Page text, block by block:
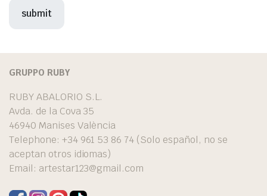
GRUPPO RUBY
RUBY ABALORIO S.L.
Avda. de la Cova 35
46940 Manises València
Telephone: +34 961 53 86 74 (Solo español, no se
aceptan otros idiomas)
Email: artestar123@gmail.com